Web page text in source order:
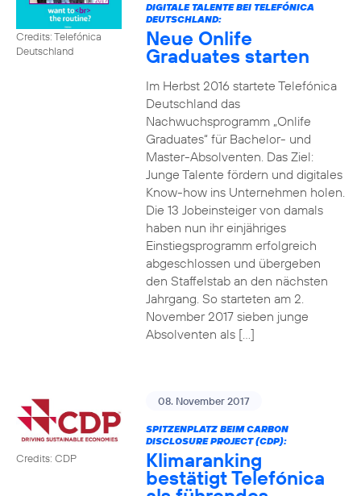
Credits: Telefónica
Deutschland
DIGITALE TALENTE BEI TELEFÓNICA
DEUTSCHLAND:
Neue Onlife
Graduates starten
Im Herbst 2016 startete Telefónica
Deutschland das
Nachwuchsprogramm „Onlife
Graduates“ für Bachelor- und
Master-Absolventen. Das Ziel:
Junge Talente fördern und digitales
Know-how ins Unternehmen holen.
Die 13 Jobeinsteiger von damals
haben nun ihr einjähriges
Einstiegsprogramm erfolgreich
abgeschlossen und übergeben
den Staffelstab an den nächsten
Jahrgang. So starteten am 2.
November 2017 sieben junge
Absolventen als […]
Credits: CDP
08. November 2017
SPITZENPLATZ BEIM CARBON
DISCLOSURE PROJECT (CDP):
Klimaranking
bestätigt Telefónica